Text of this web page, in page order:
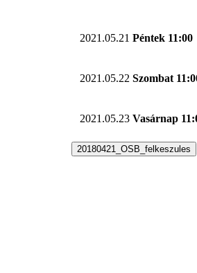
2021.05.21 Péntek 11:00
2021.05.22 Szombat
2021.05.23 Vasárnap
20180421_OSB_felkeszules